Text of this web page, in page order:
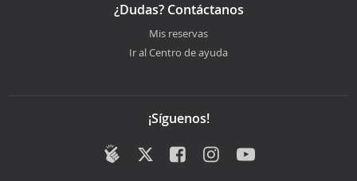
¿Dudas? Contáctanos
Mis reservas
Ir al Centro de ayuda
¡Síguenos!